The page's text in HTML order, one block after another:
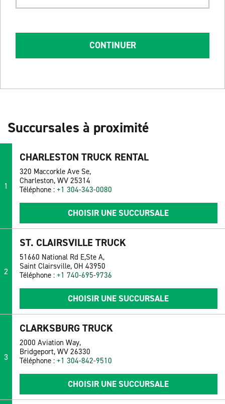
CONTINUER
Succursales à proximité
1
CHARLESTON TRUCK RENTAL
320 Maccorkle Ave Se,
Charleston, WV 25314
Téléphone : +1 304-343-0080
CHOISIR UNE SUCCURSALE
2
ST. CLAIRSVILLE TRUCK
51660 National Rd E,Ste A,
Saint Clairsville, OH 43950
Téléphone : +1 740-695-9736
CHOISIR UNE SUCCURSALE
3
CLARKSBURG TRUCK
2000 Aviation Way,
Bridgeport, WV 26330
Téléphone : +1 304-842-9510
CHOISIR UNE SUCCURSALE